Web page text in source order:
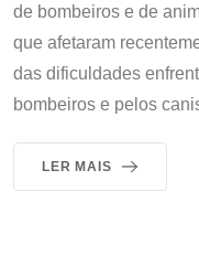
de bombeiros e de
que afetaram
das dificuldades
bombeiros e pelos
LER MAIS